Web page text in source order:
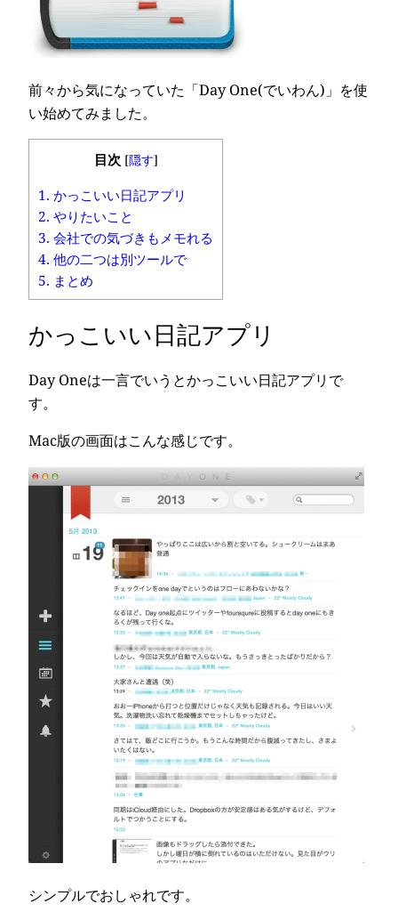
前々から気になっていた「Day One(でいわん)」を使
い始めてみました。
目次 [隠す]
1. かっこいい日記アプリ
2. やりたいこと
3. 会社での気づきもメモれる
4. 他の二つは別ツールで
5. まとめ
かっこいい日記アプリ
Day Oneは一言でいうとかっこいい日記アプリで
す。
Mac版の画面はこんな感じです。
シンプルでおしゃれです。